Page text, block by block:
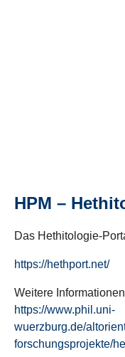
HPM –
Das Hethitologie-
https://hethport.net/
Weitere
https://www.phil.uni-
wuerzburg.de/
forschungsprojekte/